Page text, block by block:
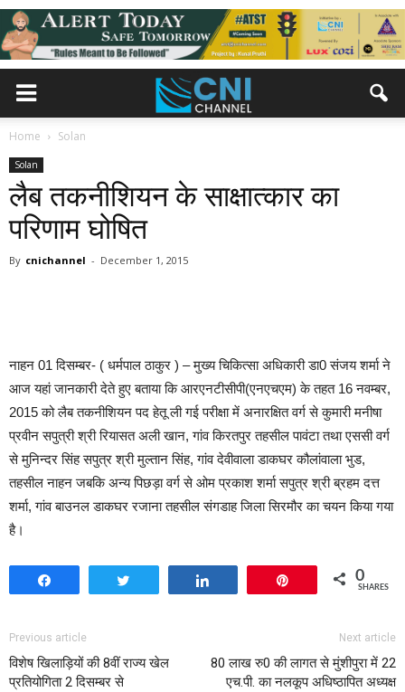
Home Solan
Solan
लैब तकनीशियन के साक्षात्कार का
परिणाम घोषित
By cnichannel - December 1, 2015
नाहन 01 दिसम्बर- ( धर्मपाल ठाकुर ) – मुख्य चिकित्सा अधिकारी डा0 संजय शर्मा ने
आज यहां जानकारी देते हुए बताया कि आरएनटीसीपी(एनएचएम) के तहत 16 नवम्बर,
2015 को लैब तकनीशियन पद हेतू ली गई परीक्षा में अनारक्षित वर्ग से कुमारी मनीषा
प्रवीन सपुत्री श्री रियासत अली खान, गांव किरतपुर तहसील पावंटा तथा एससी वर्ग
से मुनिन्दर सिंह सपुत्र श्री मुल्तान सिंह, गांव देवीवाला डाकघर कौलांवाला भुड,
तहसील नाहन जबकि अन्य पिछड़ा वर्ग से ओम प्रकाश शर्मा सपुत्र श्री ब्रहम दत्त
शर्मा, गांव बाउनल डाकघर रजाना तहसील संगडाह जिला सिरमौर का चयन किया गया
है।
0
SHARES
Previous article
विशेष खिलाड़ियों की 8वीं राज्य खेल
प्रतियोगिता 2 दिसम्बर से
Next article
80 लाख रु0 की लागत से मुंशीपुरा में 22
एच.पी. का नलकूप अधिष्ठापित अध्यक्ष